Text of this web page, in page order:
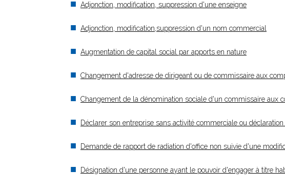
Adjonction, modification, suppression d'une enseigne
Adjonction, modification,suppression d'un nom commercial
Augmentation de capital social par apports en nature
Changement d'adresse de dirigeant ou de commissaire aux
Changement de la dénomination sociale d'un commissaire aux
Déclarer son entreprise sans activité commerciale ou
Demande de rapport de radiation d'office non suivie d'une
Désignation d'une personne ayant le pouvoir d'engager à titre